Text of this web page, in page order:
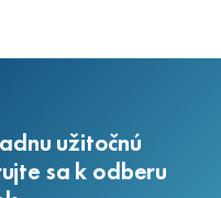
užitočnú
sa k odberu